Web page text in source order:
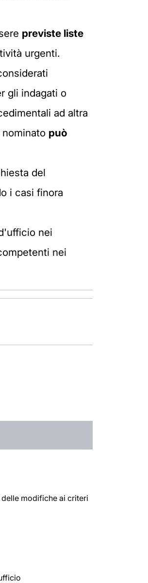
previste liste
urgenti.
gli indagati o
ad altra
può
del
i casi finora
nei
nei
modifiche ai criteri